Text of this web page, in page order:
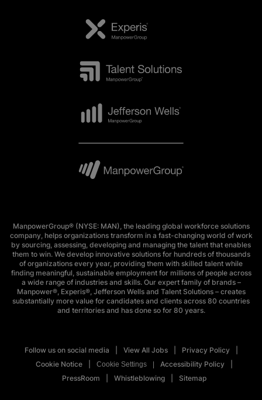
ManpowerGroup® (NYSE: MAN), the leading global workforce solutions
company, helps organizations transform in a fast-changing world of work
by sourcing, assessing, developing and managing the talent that enables
them to win. We develop innovative solutions for hundreds of thousands
of organizations every year, providing them with skilled talent while
finding meaningful, sustainable employment for millions of people across
a wide range of industries and skills. Our expert family of brands –
Manpower®, Experis®, Jefferson Wells and Talent Solutions – creates
substantially more value for candidates and clients across 80 countries
and territories and has done so for 80 years.
Follow us on social media View All Jobs
Privacy Policy
Cookie Notice
Cookie Settings
Accessibility Policy
PressRoom
Whistleblowing Sitemap